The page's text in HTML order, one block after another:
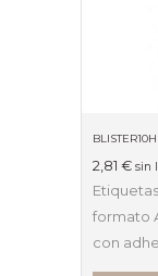
2,81 € sin
formato
con